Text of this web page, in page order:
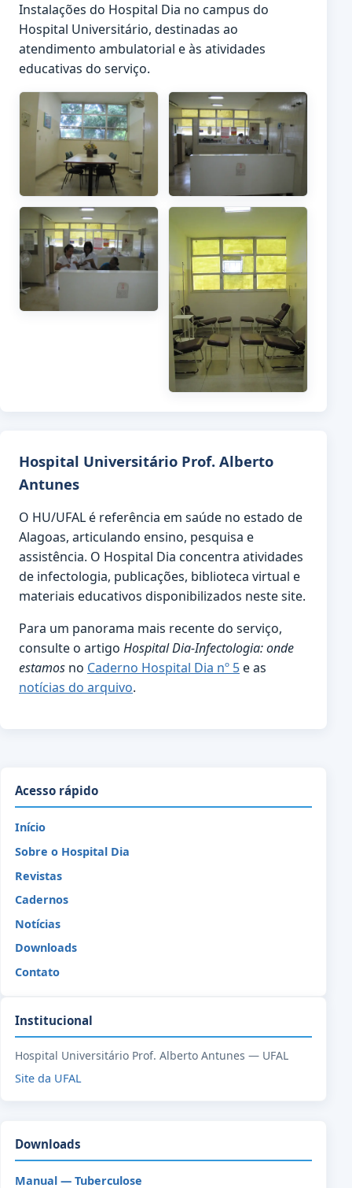
Acesso rápido
Início
Sobre o Hospital Dia
Revistas
Cadernos
Notícias
Downloads
Contato
Institucional
Hospital Universitário Prof. Alberto Antunes — UFAL
Site da UFAL
Instalações do Hospital Dia no campus do
Hospital Universitário, destinadas ao
atendimento ambulatorial e às atividades
educativas do serviço.
Hospital Universitário Prof. Alberto
Antunes
O HU/UFAL é referência em saúde no estado de
Alagoas, articulando ensino, pesquisa e
assistência. O Hospital Dia concentra atividades
de infectologia, publicações, biblioteca virtual e
materiais educativos disponibilizados neste site.
Para um panorama mais recente do serviço,
consulte o artigo Hospital Dia-Infectologia: onde
estamos no Caderno Hospital Dia nº 5e as
notícias do arquivo.
Downloads
Manual — Tuberculose